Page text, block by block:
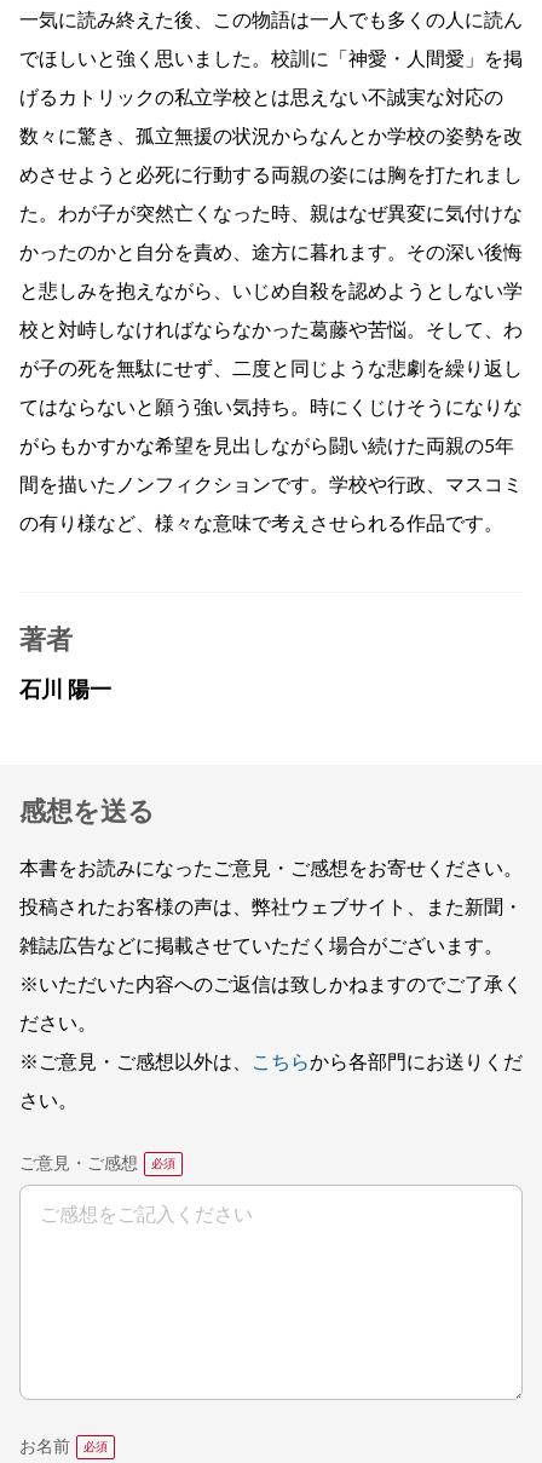
一気に読み終えた後、この物語は一人でも多くの人に読ん
でほしいと強く思いました。校訓に「神愛・人間愛」を掲
げるカトリックの私立学校とは思えない不誠実な対応の
数々に驚き、孤立無援の状況からなんとか学校の姿勢を改
めさせようと必死に行動する両親の姿には胸を打たれまし
た。わが子が突然亡くなった時、親はなぜ異変に気付けな
かったのかと自分を責め、途方に暮れます。その深い後悔
と悲しみを抱えながら、いじめ自殺を認めようとしない学
校と対峙しなければならなかった葛藤や苦悩。そして、わ
が子の死を無駄にせず、二度と同じような悲劇を繰り返し
てはならないと願う強い気持ち。時にくじけそうになりな
がらもかすかな希望を見出しながら闘い続けた両親の5年
間を描いたノンフィクションです。学校や行政、マスコミ
の有り様など、様々な意味で考えさせられる作品です。
著者
石川 陽一
感想を送る
本書をお読みになったご意見・ご感想をお寄せください。
投稿されたお客様の声は、弊社ウェブサイト、また新聞・
雑誌広告などに掲載させていただく場合がございます。
※いただいた内容へのご返信は致しかねますのでご了承く
ださい。
※ご意見・ご感想以外は、
こちらから各部門にお送りくだ
さい。
ご意見・ご感想
お名前